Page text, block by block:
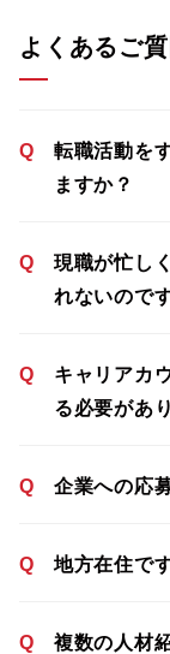
よくあるご
Q
転職活動を
ますか？
Q
現職が忙し
れないので
Q
キャリアカ
る必要があ
Q 企業への応
Q 地方在住で
Q
複数の人材